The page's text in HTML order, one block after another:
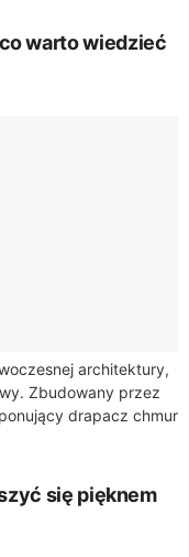
warto wiedzieć
architektury,
Zbudowany przez
drapacz chmur
się pięknem